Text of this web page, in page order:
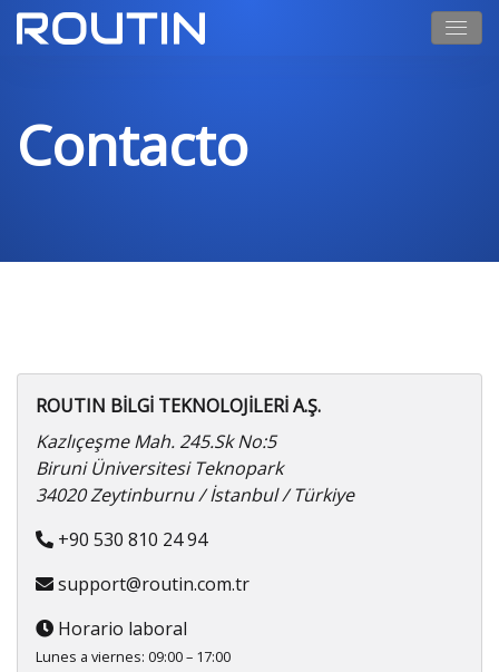
Contacto
ROUTIN BİLGİ TEKNOLOJİLERİ A.Ş.
Kazlıçeşme Mah. 245.Sk No:5
Biruni Üniversitesi Teknopark
34020 Zeytinburnu / İstanbul / Türkiye
+90 530 810 24 94
support@routin.com.tr
Horario laboral
Lunes a viernes: 09:00 – 17:00